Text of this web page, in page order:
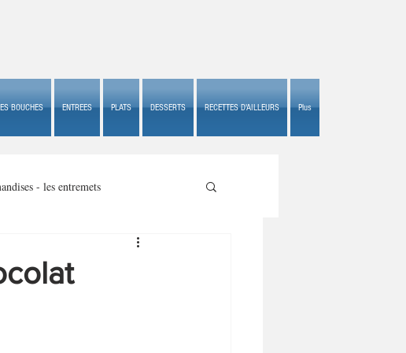
BOUCHES ENTREES PLATS DESSERTS RECETTES D'AILLEURS Plus
- les entremets